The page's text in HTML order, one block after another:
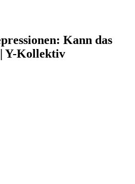
Kann das
Y-Kollektiv